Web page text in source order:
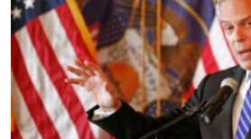
Learning English
СОЦИАЛЬНЫЕ СЕТИ